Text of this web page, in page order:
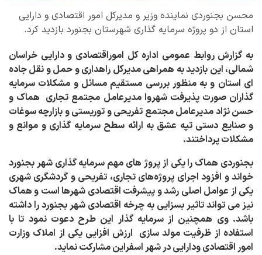
محسن بجنوردی نماینده وزیر و مدیرکل امور اقتصادی و دارایی
استان از دو پروژه سرمایه گذاری شهرستان بجنورد بازدید کرد.
به گزارش روابط عمومی اداره کل اموراقتصادی و دارایی خراسان
شمالی، این بازدید به همراهی مدیرکل راهداری و حمل و نقل جاده
ای استان و به منظور بررسی مستقیم مسائل و مشکلات سرمایه
گذاران صورت پذیرفت شهروا مدیرعامل مجتمع تجاری هماک و
حسن نژاد مدیرعامل مجتمع تفریحی و توریستی و بازارچه سوغات
و صنایع دستی تپه عشق به ارائه سطح سرمایه گذاری و موانع و
مشکلات پرداختند.
بجنوردی هماک را یکی از پروژ های مهم سرمایه گذاری شهر بجنورد
خواند و افزود اجرای پروژه‌های تجاری، تفریحی و گردشگری شهری
یکی از عوامل اصلی رشد و پیشرفت اقتصادی شهرها است و هماک
نیز می تواند تاثیر بسزایی به چرخه اقتصادی شهر بجنورد را داشته
باشد. وی همچنین از سرمایه گذار این طرح دعوت نمود تا با
استفاده از ظرفیت مولد سازی ارزش افزایی یکی از املاک وزارت
امور اقتصادی ودارایی در شهر اسفراین مشارکت نماید.